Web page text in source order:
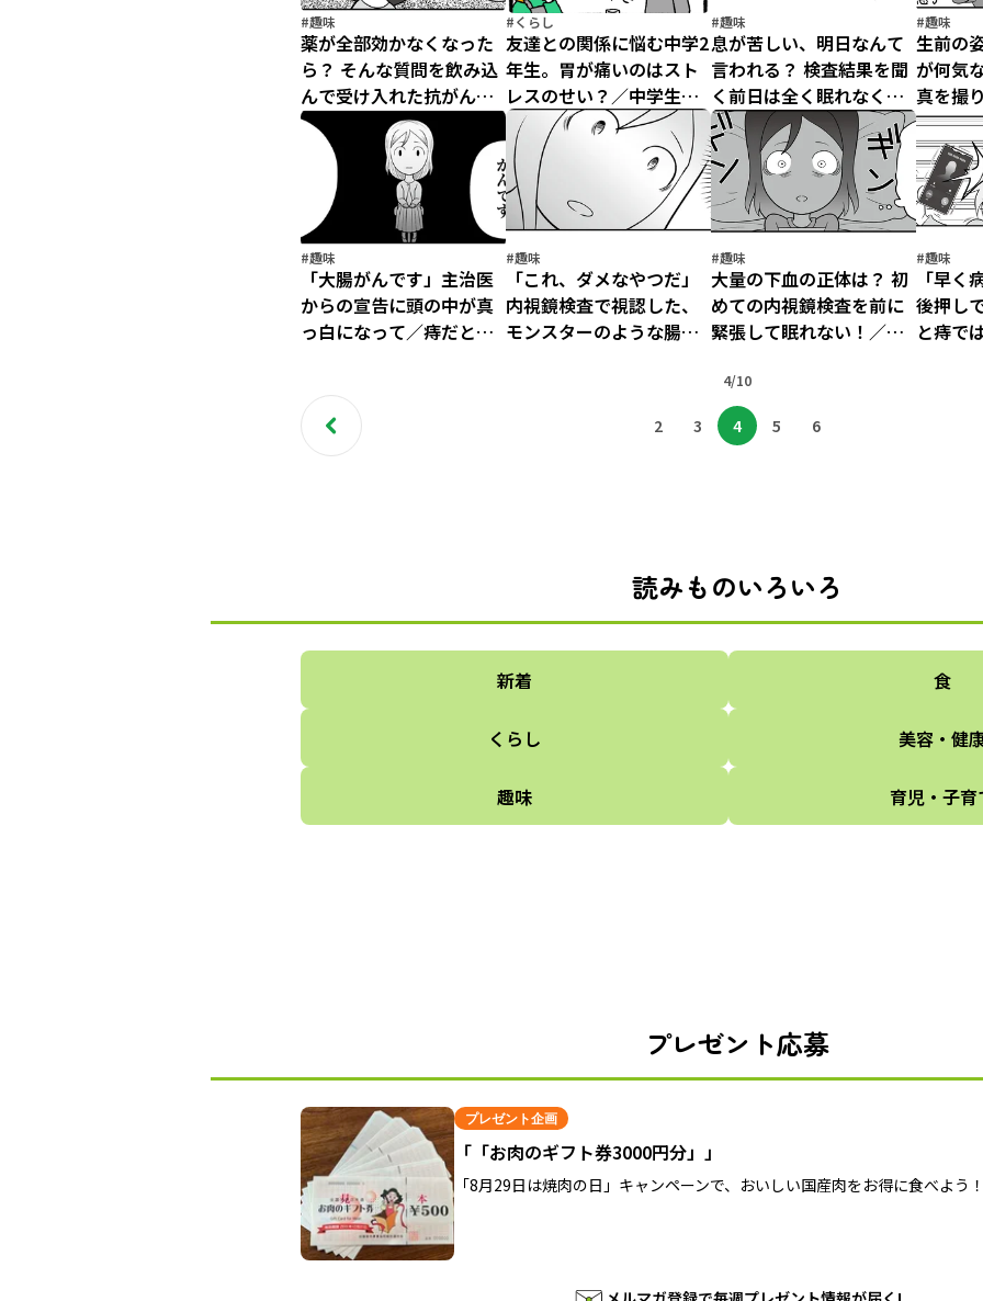
#趣味
薬が全部効かなくなった
ら？ そんな質問を飲み込
んで受け入れた抗がん剤
治療／痔だと思ったら大
腸がんステージ4でした
（8）
#くらし
友達との関係に悩む中学2
年生。胃が痛いのはスト
レスのせい？／中学生で
がんになりました（1）
#趣味
息が苦しい、明日なんて
言われる？ 検査結果を聞
く前日は全く眠れなくて
／痔だと思ったら大腸が
んステージ4でした（7）
#趣味
生前の
が何気
真を撮
だと思
テージ
#趣味
「大腸がんです」主治医
からの宣告に頭の中が真
っ白になって／痔だと思
#趣味
「これ、ダメなやつだ」
内視鏡検査で視認した、
モンスターのような腸内
#趣味
大量の下血の正体は？ 初
めての内視鏡検査を前に
緊張して眠れない！／痔
テージ4でした（3）
#趣味
「早く
後押し
と痔で
4/10
2 3 4 5 6
読みものいろいろ
新着 食
くらし 美容・健
趣味 育児・子育
プレゼント応募
プレゼント企画
「「お肉のギフト券3000円分」」
「8月29日は焼肉の日」キャンペーンで、おいしい国産肉をお得に食べよう